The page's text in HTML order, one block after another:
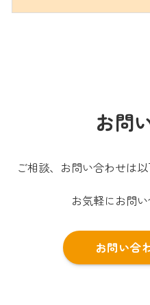
お問
ご相談、お問い合わせは
お気軽にお問い
お問い合